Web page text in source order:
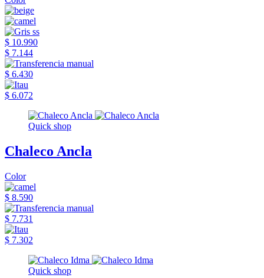
$ 10.990
$ 7.144
$ 6.430
$ 6.072
Quick shop
Chaleco Ancla
Color
$ 8.590
$ 7.731
$ 7.302
Quick shop